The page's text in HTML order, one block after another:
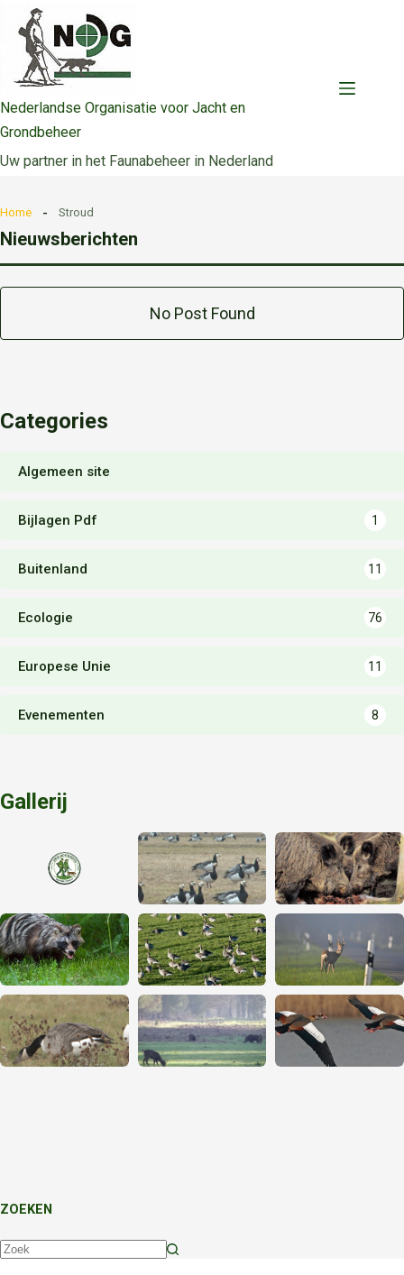
naar
inhoud
Nederlandse Organisatie voor Jacht en
Grondbeheer
Uw partner in het Faunabeheer in Nederland
Home Stroud
Nieuwsberichten
No Post Found
Categories
Algemeen site
Bijlagen Pdf 1
Buitenland 11
Ecologie 76
Europese Unie 11
Evenementen 8
Gallerij
ZOEKEN